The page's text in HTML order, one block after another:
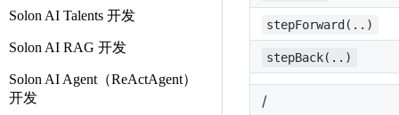
Solon AI Talents 开发
Solon AI RAG 开发
Solon AI Agent（ReActAgent）
开发
stepForward(..)
stepBack(..)
/